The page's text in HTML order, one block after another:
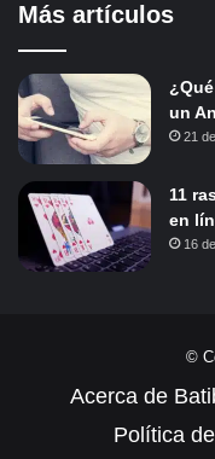
Más artículos
un
21
11
en
16
©
Acerca de
Política